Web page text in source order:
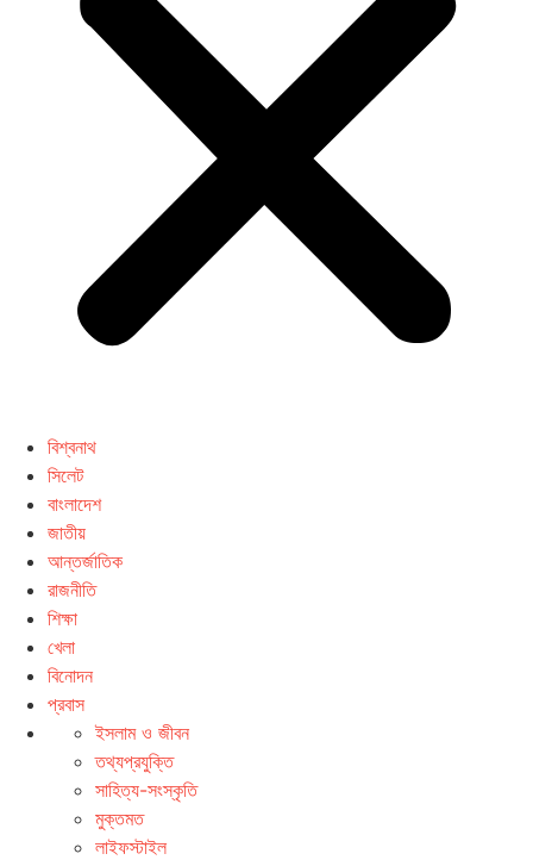
বিশ্বনাথ
সিলেট
বাংলাদেশ
জাতীয়
আন্তর্জাতিক
রাজনীতি
শিক্ষা
খেলা
বিনোদন
প্রবাস
ইসলাম ও জীবন
তথ্যপ্রযুক্তি
সাহিত্য-সংস্কৃতি
মুক্তমত
লাইফস্টাইল